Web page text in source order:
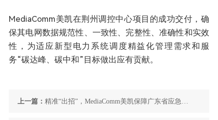
MediaComm美凯在荆州调控中心项目的成功交付，确
保其电网数据规范性、一致性、完整性、准确性和实效
性，为适应新型电力系统调度精益化管理需求和服
务“碳达峰、碳中和”目标做出应有贡献。
上一篇： 精准“出招”，MediaComm美凯保障广东省应急管